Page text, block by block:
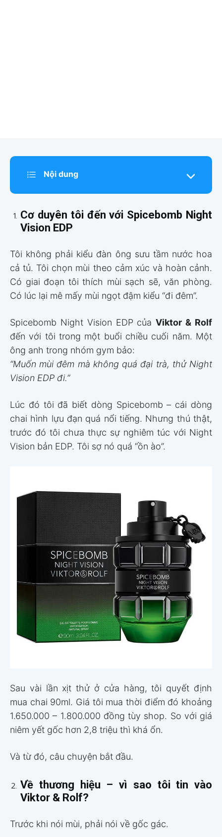
Nội dung
Cơ duyên tôi đến với Spicebomb Night
Vision EDP
Tôi không phải kiểu đàn ông sưu tầm nước hoa
cả tủ. Tôi chọn mùi theo cảm xúc và hoàn cảnh.
Có giai đoạn tôi thích mùi sạch sẽ, văn phòng.
Có lúc lại mê mấy mùi ngọt đậm kiểu “đi đêm”.
Spicebomb Night Vision EDP củaViktor & Rolf
đến với tôi trong một buổi chiều cuối năm. Một
ông anh trong nhóm gym bảo:
“Muốn mùi đêm mà không quá đại trà, thử Night
Vision EDP đi.”
Lúc đó tôi đã biết dòng Spicebomb – cái dòng
chai hình lựu đạn quá nổi tiếng. Nhưng thú thật,
trước đó tôi chưa thực sự nghiêm túc với Night
Vision bản EDP. Tôi sợ nó quá “ồn ào”.
Sau vài lần xịt thử ở cửa hàng, tôi quyết định
mua chai 90ml. Giá tôi mua thời điểm đó khoảng
1.650.000 – 1.800.000 đồng tùy shop. So với giá
niêm yết gốc hơn 2,8 triệu thì khá ổn.
Và từ đó, câu chuyện bắt đầu.
Về thương hiệu – vì sao tôi tin vào
Viktor & Rolf?
Trước khi nói mùi, phải nói về gốc gác.